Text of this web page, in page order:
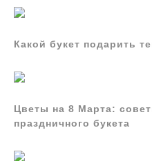
Какой букет подарить
Цветы на 8 Марта:
праздничного букета